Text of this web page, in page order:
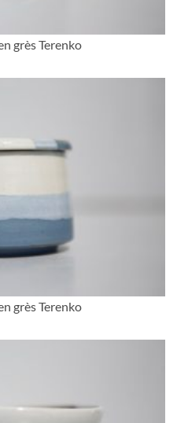
grès Terenko
grès Terenko